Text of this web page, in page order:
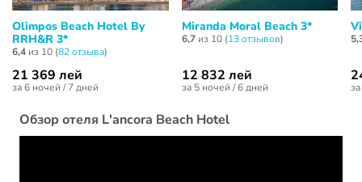
Обзор отеля L'ancora Beach Hotel
Olimpos Beach Hotel By
RRH&R 3*
6,4 из 10 (82 отзывa)
21 369 лей
за 6 ночей / 7 дней
Miranda Moral Beach 3*
6,7из 10 (13 отзывов)
12 832 лей
за 5 ночей / 6 дней